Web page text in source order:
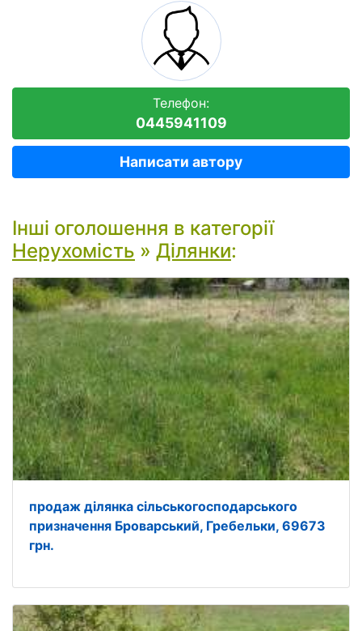
Телефон:
0445941109
Написати автору
Інші оголошення в категорії
Нерухомість » Ділянки:
продаж ділянка сільськогосподарського
призначення Броварський, Гребельки, 69673
грн.